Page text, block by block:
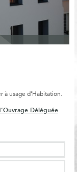
Next
à usage d’Habitation.
Déléguée